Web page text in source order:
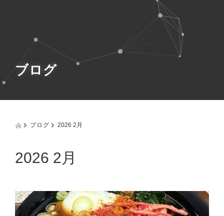
t
ブログ
ブログ 2026 2月
2026 2月